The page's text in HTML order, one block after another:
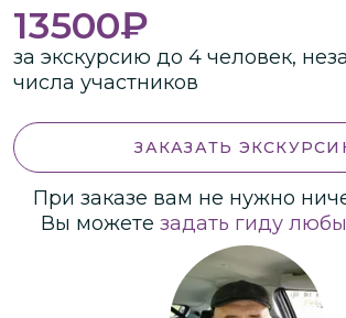
13500₽
за экскурсию до 4 человек,
числа участников
ЗАКАЗАТЬ
При заказе вам не нужно
Вы можете задать гиду